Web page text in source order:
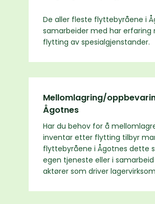
De aller fleste flyttebyråene i
samarbeider med har erfaring
flytting av spesialgjenstander.
Mellomlagring/
Ågotnes
Har du behov for å
inventar etter flytting tilbyr
flyttebyråene i Ågotnes dette
egen tjeneste eller i
aktører som driver